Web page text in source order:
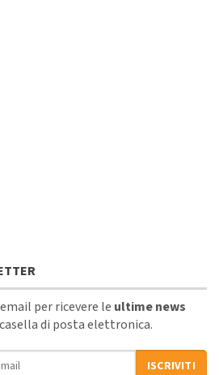
per ricevere le ultime news
di posta elettronica.
ISCRIVITI